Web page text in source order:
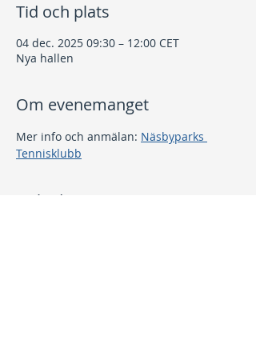
Tid och plats
04 dec. 2025 09:30 – 12:00 CET
Nya hallen
Om evenemanget
Mer info och anmälan: Näsbyparks
Tennisklubb
Dela detta evenemang